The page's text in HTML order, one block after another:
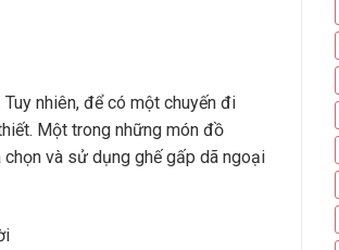
nhiên, để có một chuyến đi
Một trong những món đồ
và sử dụng ghế gấp dã ngoại